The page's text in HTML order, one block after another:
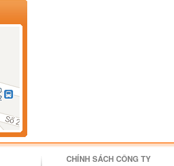
CHÍNH SÁCH CÔNG TY